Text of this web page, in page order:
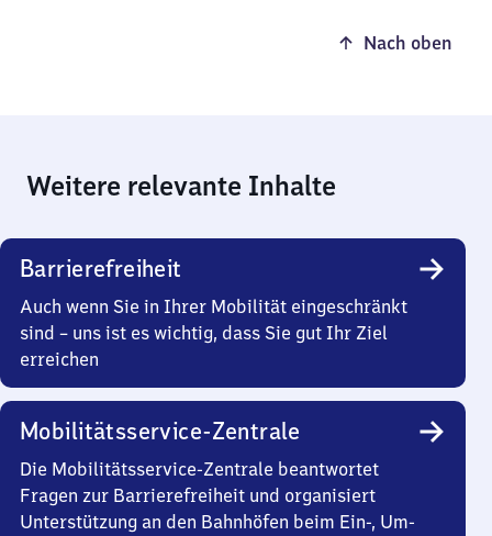
Nach oben
Weitere relevante Inhalte
Barrierefreiheit
Auch wenn Sie in Ihrer Mobilität eingeschränkt
sind – uns ist es wichtig, dass Sie gut Ihr Ziel
erreichen
Mobilitätsservice-Zentrale
Die Mobilitätsservice-Zentrale beantwortet
Fragen zur Barrierefreiheit und organisiert
Unterstützung an den Bahnhöfen beim Ein-, Um-